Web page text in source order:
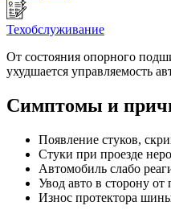
Техобслуживание
От состояния опорного
ухудшается управляемость
Симптомы и
Появление стуков,
Стуки при проезде
Автомобиль слабо
Увод авто в сторону
Износ протектора